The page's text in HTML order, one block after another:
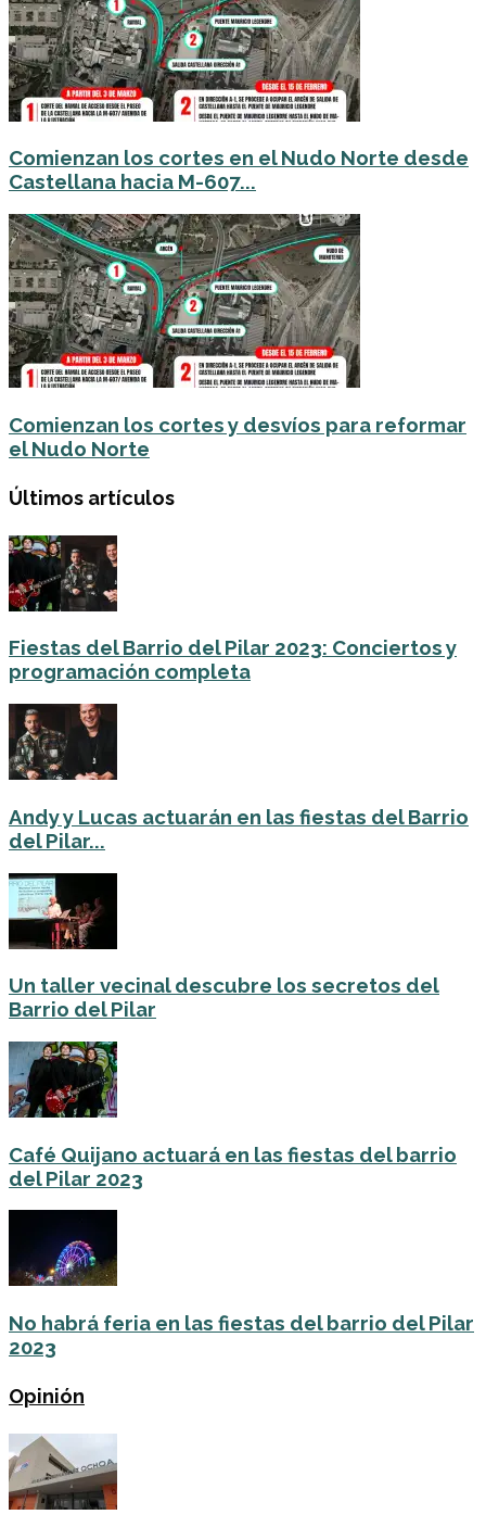
Comienzan los cortes en el Nudo Norte desde
Castellana hacia M-607...
Comienzan los cortes y desvíos para reformar
el Nudo Norte
Últimos artículos
Fiestas del Barrio del Pilar 2023: Conciertos y
programación completa
Andy y Lucas actuarán en las fiestas del Barrio
del Pilar...
Un taller vecinal descubre los secretos del
Barrio del Pilar
Café Quijano actuará en las fiestas del barrio
del Pilar 2023
No habrá feria en las fiestas del barrio del Pilar
2023
Opinión